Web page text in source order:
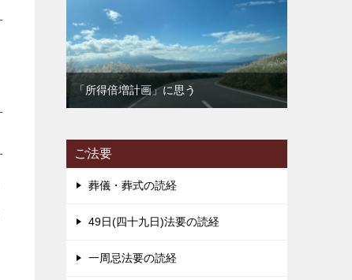
「所得倍増計画」に思う
ご法要
葬儀・葬式の読経
49日(四十九日)法要の読経
一周忌法要の読経